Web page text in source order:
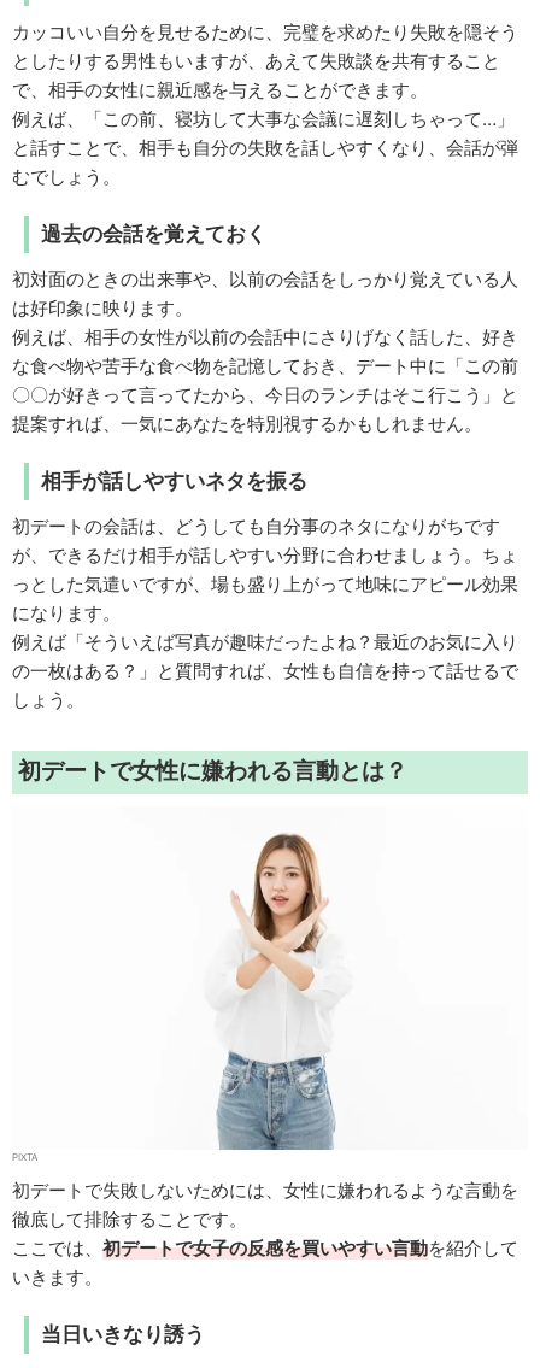
カッコいい自分を見せるために、完璧を求めたり失敗を隠そう
としたりする男性もいますが、あえて失敗談を共有すること
で、相手の女性に親近感を与えることができます。
例えば、「この前、寝坊して大事な会議に遅刻しちゃって…」
と話すことで、相手も自分の失敗を話しやすくなり、会話が弾
むでしょう。
過去の会話を覚えておく
初対面のときの出来事や、以前の会話をしっかり覚えている人
は好印象に映ります。
例えば、相手の女性が以前の会話中にさりげなく話した、好き
な食べ物や苦手な食べ物を記憶しておき、デート中に「この前
〇〇が好きって言ってたから、今日のランチはそこ行こう」と
提案すれば、一気にあなたを特別視するかもしれません。
相手が話しやすいネタを振る
初デートの会話は、どうしても自分事のネタになりがちです
が、できるだけ相手が話しやすい分野に合わせましょう。ちょ
っとした気遣いですが、場も盛り上がって地味にアピール効果
になります。
例えば「そういえば写真が趣味だったよね？最近のお気に入り
の一枚はある？」と質問すれば、女性も自信を持って話せるで
しょう。
初デートで女性に嫌われる言動とは？
PIXTA
初デートで失敗しないためには、女性に嫌われるような言動を
徹底して排除することです。
ここでは、 初デートで女子の反感を買いやすい言動を紹介して
いきます。
当日いきなり誘う